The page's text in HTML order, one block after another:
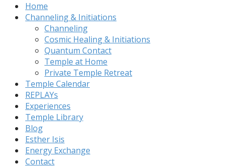
Home
Channeling & Initiations
Channeling
Cosmic Healing & Initiations
Quantum Contact
Temple at Home
Private Temple Retreat
Temple Calendar
REPLAYs
Experiences
Temple Library
Blog
Esther Isis
Energy Exchange
Contact